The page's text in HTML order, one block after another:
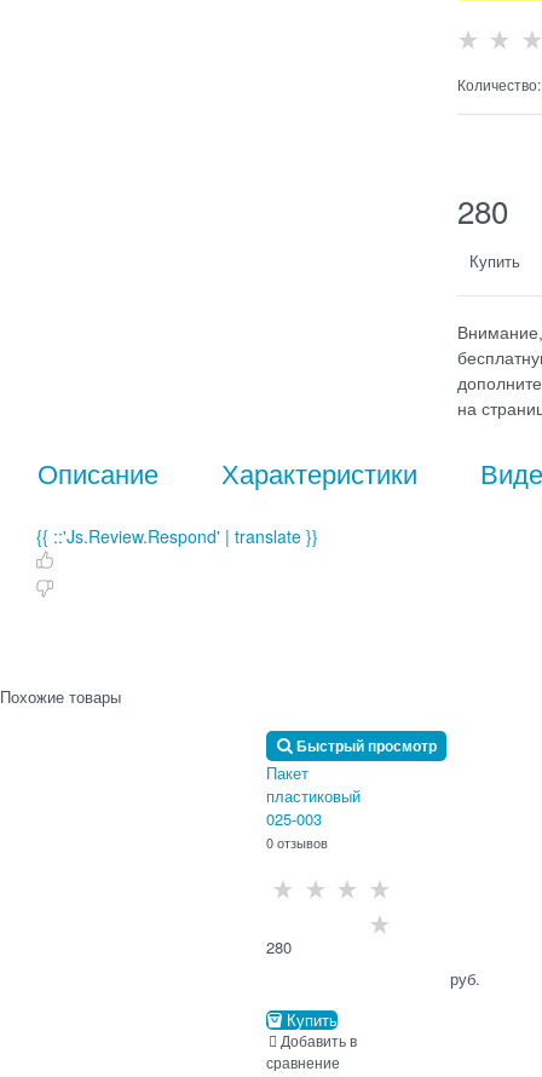
Количество:
280
Купить
на
Описание Характеристики
{{ ::'Js.Review.Respond' | translate }}
Похожие товары
Быстрый просмотр
Пакет
пластиковый
025-003
0 отзывов
280
                                      руб.
Купить
Добавить в
сравнение